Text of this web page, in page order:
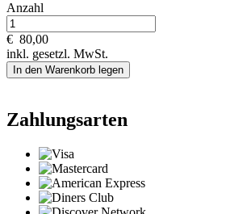
Anzahl
€ 80,00
inkl. gesetzl. MwSt.
In den Warenkorb legen
Zahlungsarten